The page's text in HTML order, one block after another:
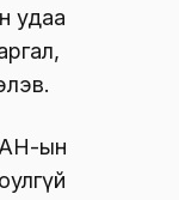
удаа
ын